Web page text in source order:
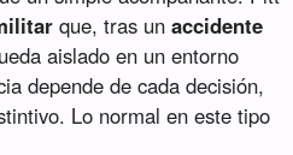
que, tras unaccidente
aislado en un entorno
depende de cada decisión,
Lo normal en este tipo